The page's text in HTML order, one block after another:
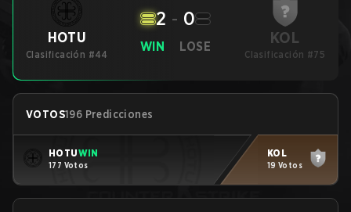
HOTU
Clasificación #44
WIN
2 - 0
LOSE KOL
Clasificación #75
VOTOS196 Predicciones
HOTUWIN
177 Votos
KOL
19 Votos